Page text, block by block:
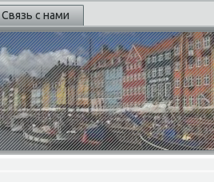
Связь с нами